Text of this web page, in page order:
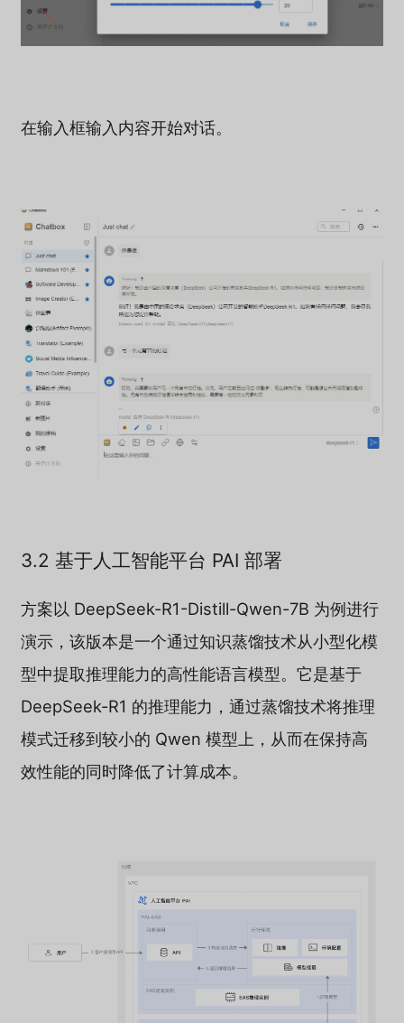
在输入框输入内容开始对话。
3.2 基于人工智能平台 PAI 部署
方案以 DeepSeek-R1-Distill-Qwen-7B 为例进行
演示，该版本是一个通过知识蒸馏技术从小型化模
型中提取推理能力的高性能语言模型。它是基于
DeepSeek-R1 的推理能力，通过蒸馏技术将推理
模式迁移到较小的 Qwen 模型上，从而在保持高
效性能的同时降低了计算成本。